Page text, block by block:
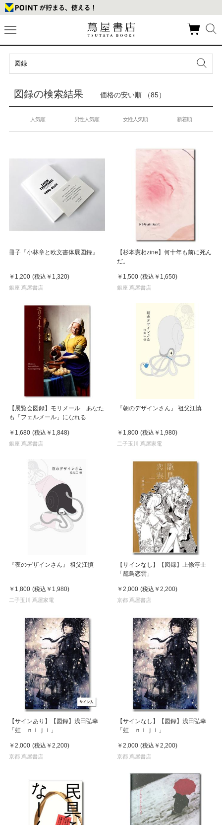
図録の検索結果 価格の安い順 （85）
人気順 男性人気順 女性人気順 新着順
冊子『小林章と欧文書体展図録』
￥1,200 (税込 ￥1,320)
銀座 蔦屋書店
【杉本憲相zine】何十年も前に死ん
だ。
￥1,500 (税込 ￥1,650)
銀座 蔦屋書店
【展覧会図録】モリメール あなた
も「フェルメール」になれる
￥1,680 (税込 ￥1,848)
銀座 蔦屋書店
『朝のデザインさん』 祖父江慎
￥1,800 (税込 ￥1,980)
二子玉川 蔦屋家電
『夜のデザインさん』 祖父江慎
￥1,800 (税込 ￥1,980)
二子玉川 蔦屋家電
【サインなし】【図録】上條淳士
「籠鳥恋雲」
￥2,000 (税込 ￥2,200)
京都 蔦屋書店
【サインあり】【図録】浅田弘幸
「虹 ｎｉｊｉ」
￥2,000 (税込 ￥2,200)
京都 蔦屋書店
【サインなし】【図録】浅田弘幸
「虹 ｎｉｊｉ」
￥2,000 (税込 ￥2,200)
京都 蔦屋書店